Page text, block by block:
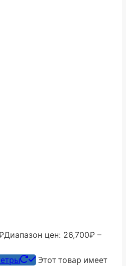
Диапазон цен: 26,700₽ –
Этот товар имеет